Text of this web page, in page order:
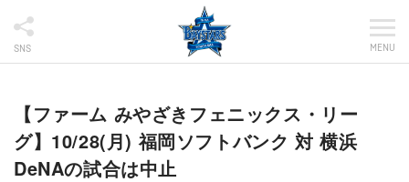
SNS MENU
【ファーム みやざきフェニックス・リー
グ】10/28(月) 福岡ソフトバンク 対 横浜
DeNAの試合は中止